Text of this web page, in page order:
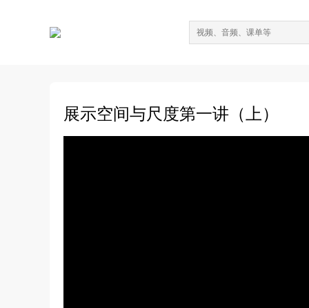
展示空间与尺度第一讲（上）